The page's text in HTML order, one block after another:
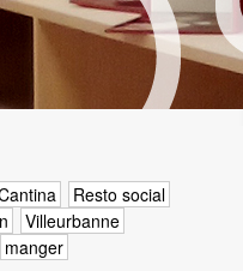
Resto social
Villeurbanne
manger